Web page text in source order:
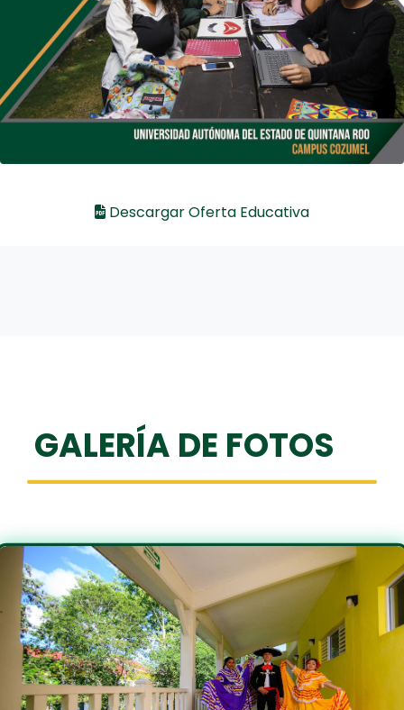
Descargar Oferta Educativa
GALERÍA DE FOTOS